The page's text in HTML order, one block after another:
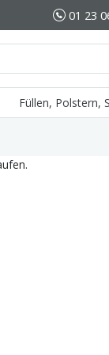
01 23
Füllen, Polstern,